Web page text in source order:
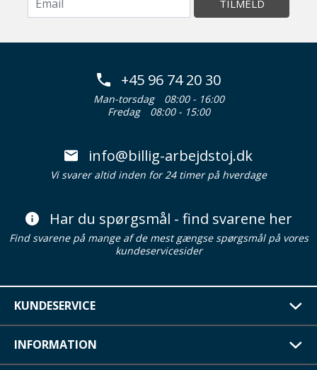
TILMELD
+45 96 74 20 30
Man-torsdag
08:00 - 16:00
Fredag
08:00 - 15:00
info@billig-arbejdstoj.dk
Vi svarer altid inden for 24 timer på hverdage
Har du spørgsmål - find svarene her
Find svarene på mange af de mest gængse spørgsmål på vores
kundeservicesider
KUNDESERVICE
INFORMATION